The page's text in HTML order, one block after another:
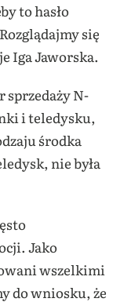
to hasło
się
Iga Jaworska.
sprzedaży N-
i teledysku,
środka
nie była
Jako
wszelkimi
do wniosku, że